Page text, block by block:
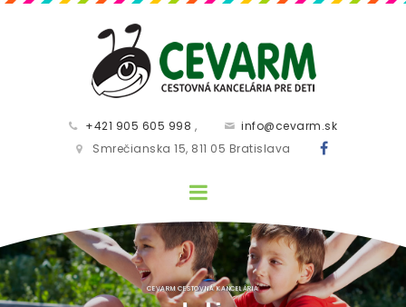
+421 905 605 998 ,
info@cevarm.sk
Smrečianska 15, 811 05 Bratislava
CEVARM CESTOVNÁ KANCELÁRIA
TIE NAJLEPŠIE PRÁZDNINOVÉ POBYTY